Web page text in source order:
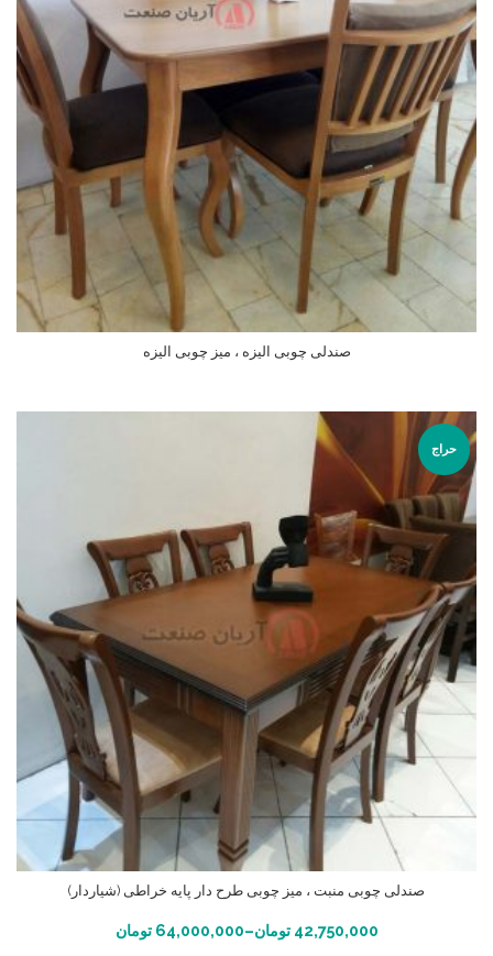
صندلی چوبی الیزه ، میز چوبی الیزه
اطلاعات بیشتر
حراج
صندلی چوبی منبت ، میز چوبی طرح دار پایه خراطی (شیاردار)
42,750,000 تومان–
64,000,000 تومان انتخاب گزینه ها